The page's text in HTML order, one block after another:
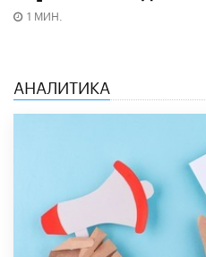
1 МИН.
АНАЛИТИКА